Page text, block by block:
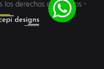
derechos reservados -